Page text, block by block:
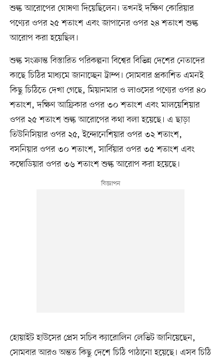
শুল্ক আরোপের ঘোষণা দিয়েছিলেন। তখনই দক্ষিণ কোরিয়ার
পণ্যের ওপর ২৫ শতাংশ এবং জাপানের ওপর ২৪ শতাংশ শুল্ক
আরোপ করা হয়েছিল।
শুল্ক সংক্রান্ত বিস্তারিত পরিকল্পনা বিশ্বের বিভিন্ন দেশের নেতাদের
কাছে চিঠির মাধ্যমে জানাচ্ছেন ট্রাম্প। সোমবার প্রকাশিত এমনই
কিছু চিঠিতে দেখা গেছে, মিয়ানমার ও লাওসের পণ্যের ওপর ৪০
শতাংশ, দক্ষিণ আফ্রিকার ওপর ৩০ শতাংশ এবং মালয়েশিয়ার
ওপর ২৫ শতাংশ শুল্ক আরোপের কথা বলা হয়েছে। এ ছাড়া
তিউনিসিয়ার ওপর ২৫, ইন্দোনেশিয়ার ওপর ৩২ শতাংশ,
বসনিয়ার ওপর ৩০ শতাংশ, সার্বিয়ার ওপর ৩৫ শতাংশ এবং
কম্বোডিয়ার ওপর ৩৬ শতাংশ শুল্ক আরোপ করা হয়েছে।
হোয়াইট হাউসের প্রেস সচিব ক্যারোলিন লেভিট জানিয়েছেন,
সোমবার আরও অন্তত কিছু দেশে চিঠি পাঠানো হয়েছে। এসব চিঠি